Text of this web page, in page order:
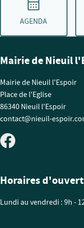
AGENDA
Mairie de Nieuil
Mairie de Nieuil l'Espoir
Place de l'Eglise
86340 Nieuil l'Espoir
contact@nieuil-
Horaires
Lundi au vendredi : 9h -